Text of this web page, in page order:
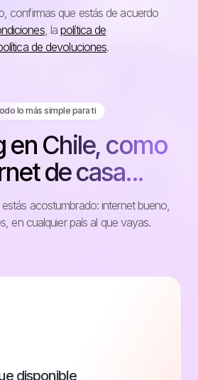
confirmas que estás de acuerdo
, lapolítica de
de devoluciones.
lo más simple para ti
en Chile, como
de casa...
acostumbrado: internet bueno,
en cualquier país al que vayas.
disponible